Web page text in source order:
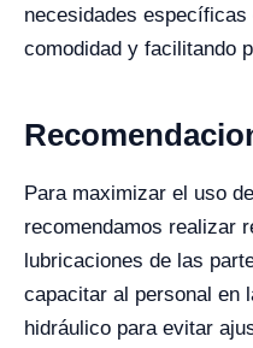
necesidades
comodidad y facilitando
Para maximizar el uso
recomendamos realizar
lubricaciones de las
capacitar al personal en
hidráulico para evitar